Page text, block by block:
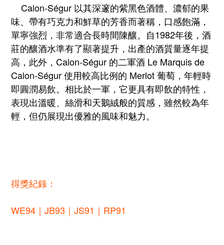
Calon-Ségur 以其深邃的紫黑色酒體、濃郁的果
味、帶有巧克力和鮮草的芳香而著稱，口感飽滿，
單寧強烈，非常適合長時間陳釀。自1982年後，酒
莊的釀酒水準有了顯著提升，出產的酒質量逐年提
高，此外，Calon-Ségur 的二軍酒 Le Marquis de
Calon-Ségur 使用較高比例的 Merlot 葡萄，年輕時
即圓潤易飲。相比於一軍，它更具有即飲的特性，
表現出溫暖、絲滑和天鵝絨般的質感，雖然較為年
輕，但仍展現出優雅的風味和魅力。
得獎紀錄：
WE94｜JB93｜JS91｜RP91